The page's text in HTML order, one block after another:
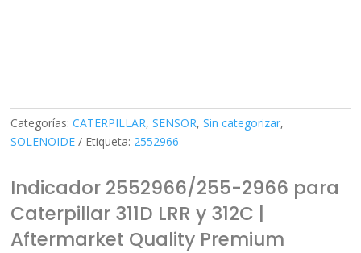
Categorías:CATERPILLAR,SENSOR,Sin categorizar,
SOLENOIDE
Etiqueta: 2552966
Indicador 2552966/255-2966 para
Caterpillar 311D LRR y 312C |
Aftermarket Quality Premium